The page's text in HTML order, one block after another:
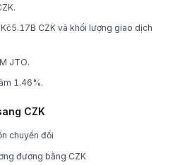
CZK và khối lượng giao dịch
JTO.
1.46%.
CZK
chuyển đổi
đương bằng CZK